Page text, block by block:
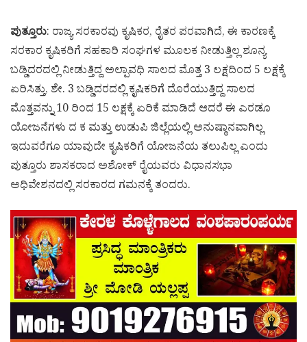
ಪುತ್ತೂರು: ರಾಜ್ಯ ಸರಕಾರವು ಕೃಷಿಕರ, ರೈತರ ಪರವಾಗಿದೆ, ಈ ಕಾರಣಕ್ಕೆ
ಸರಕಾರ ಕೃಷಿಕರಿಗೆ ಸಹಕಾರಿ ಸಂಘಗಳ ಮೂಲಕ ನೀಡುತ್ತಿಲ್ಲ ಶೂನ್ಯ
ಬಡ್ಡಿದರದಲ್ಲಿ ನೀಡುತ್ತಿದ್ದ ಅಲ್ಪಾವಧಿ ಸಾಲದ ಮೊತ್ತ 3 ಲಕ್ಷದಿಂದ 5 ಲಕ್ಷಕ್ಕೆ
ಏರಿಸಿತ್ತು, ಶೇ. 3 ಬಡ್ಡಿದರದಲ್ಲಿ ಕೃಷಿಕರಿಗೆ ದೊರೆಯುತ್ತಿದ್ದ ಸಾಲದ
ಮೊತ್ತವನ್ನು 10 ರಿಂದ 15 ಲಕ್ಷಕ್ಕೆ ಏರಿಕೆ ಮಾಡಿದೆ ಆದರೆ ಈ ಎರಡೂ
ಯೋಜನೆಗಳು ದ ಕ ಮತ್ತು ಉಡುಪಿ ಜಿಲ್ಲೆಯಲ್ಲಿ ಅನುಷ್ಠಾನವಾಗಿಲ್ಲ
ಇದುವರೆಗೂ ಯಾವುದೇ ಕೃಷಿಕರಿಗೆ ಯೋಜನೆಯ ತಲುಪಿಲ್ಲ ಎಂದು
ಪುತ್ತೂರು ಶಾಸಕರಾದ ಅಶೋಕ್ ರೈಯವರು ವಿಧಾನಸಭಾ
ಅಧಿವೇಶನದಲ್ಲಿ ಸರಕಾರದ ಗಮನಕ್ಕೆ ತಂದರು.